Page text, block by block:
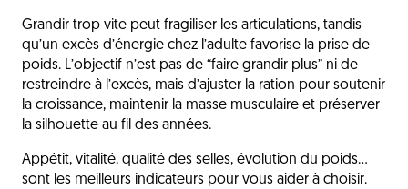
Grandir trop vite peut fragiliser les articulations, tandis
qu’un excès d’énergie chez l’adulte favorise la prise de
poids. L’objectif n’est pas de “faire grandir plus” ni de
restreindre à l’excès, mais d’ajuster la ration pour soutenir
la croissance, maintenir la masse musculaire et préserver
la silhouette au fil des années.
Appétit, vitalité, qualité des selles, évolution du poids…
sont les meilleurs indicateurs pour vous aider à choisir.